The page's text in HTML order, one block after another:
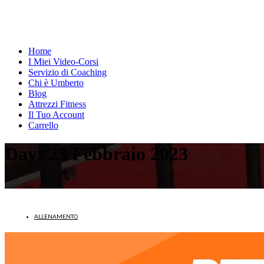
Home
I Miei Video-Corsi
Servizio di Coaching
Chi è Umberto
Blog
Attrezzi Fitness
Il Tuo Account
Carrello
Day: 23 Febbraio 2023
ALLENAMENTO